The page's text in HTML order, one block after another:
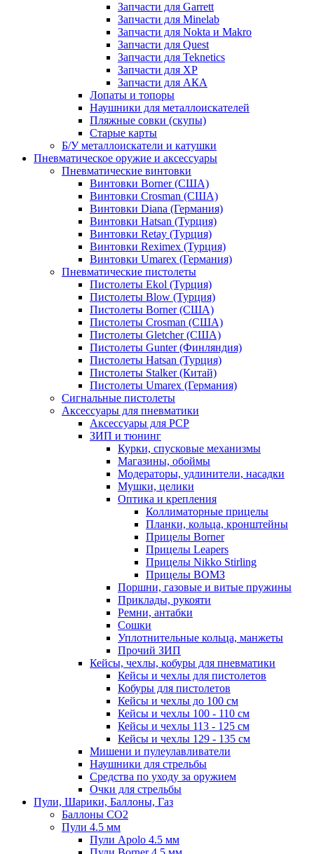
Запчасти для Garrett
Запчасти для Minelab
Запчасти для Nokta и Makro
Запчасти для Quest
Запчасти для Teknetics
Запчасти для XP
Запчасти для АКА
Лопаты и топоры
Наушники для металлоискателей
Пляжные совки (скупы)
Старые карты
Б/У металлоискатели и катушки
Пневматическое оружие и аксессуары
Пневматические винтовки
Винтовки Borner (США)
Винтовки Crosman (США)
Винтовки Diana (Германия)
Винтовки Hatsan (Турция)
Винтовки Retay (Турция)
Винтовки Reximex (Турция)
Винтовки Umarex (Германия)
Пневматические пистолеты
Пистолеты Ekol (Турция)
Пистолеты Blow (Турция)
Пистолеты Borner (США)
Пистолеты Crosman (США)
Пистолеты Gletcher (США)
Пистолеты Gunter (Финляндия)
Пистолеты Hatsan (Турция)
Пистолеты Stalker (Китай)
Пистолеты Umarex (Германия)
Сигнальные пистолеты
Аксессуары для пневматики
Аксессуары для PCP
ЗИП и тюнинг
Курки, спусковые механизмы
Магазины, обоймы
Модераторы, удлинители, насадки
Мушки, целики
Оптика и крепления
Коллиматорные прицелы
Планки, кольца, кронштейны
Прицелы Borner
Прицелы Leapers
Прицелы Nikko Stirling
Прицелы ВОМЗ
Поршни, газовые и витые пружины
Приклады, рукояти
Ремни, антабки
Сошки
Уплотнительные кольца, манжеты
Прочий ЗИП
Кейсы, чехлы, кобуры для пневматики
Кейсы и чехлы для пистолетов
Кобуры для пистолетов
Кейсы и чехлы до 100 см
Кейсы и чехлы 100 - 110 см
Кейсы и чехлы 113 - 125 см
Кейсы и чехлы 129 - 135 см
Мишени и пулеулавливатели
Наушники для стрельбы
Средства по уходу за оружием
Очки для стрельбы
Пули, Шарики, Баллоны, Газ
Баллоны CO2
Пули 4.5 мм
Пули Apolo 4.5 мм